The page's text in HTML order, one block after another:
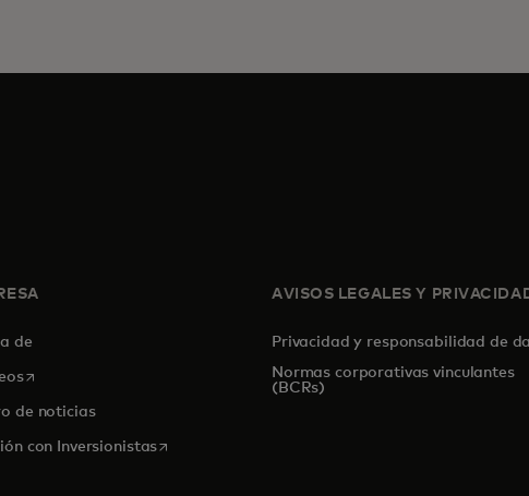
de
se abre en una pestaña nueva
de noticias
con Inversionistasse abre en una pestaña nueva
AVISOS LEGALES Y
Privacidad y responsabilidad de
Normas corporativas vinculantes
(BCRs)